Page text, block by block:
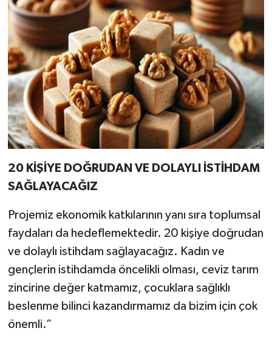
20 KİŞİYE DOĞRUDAN VE DOLAYLI İSTİHDAM
SAĞLAYACAĞIZ
Projemiz ekonomik katkılarının yanı sıra toplumsal
faydaları da hedeflemektedir. 20 kişiye doğrudan
ve dolaylı istihdam sağlayacağız. Kadın ve
gençlerin istihdamda öncelikli olması, ceviz tarım
zincirine değer katmamız, çocuklara sağlıklı
beslenme bilinci kazandırmamız da bizim için çok
önemli.”